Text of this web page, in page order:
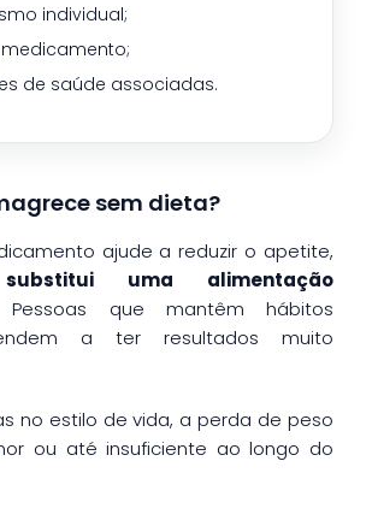
individual;
de saúde associadas.
sem dieta?
ajude a reduzir o apetite,
uma alimentação
que mantêm hábitos
a ter resultados muito
no estilo de vida, a perda de peso
ou até insuficiente ao longo do